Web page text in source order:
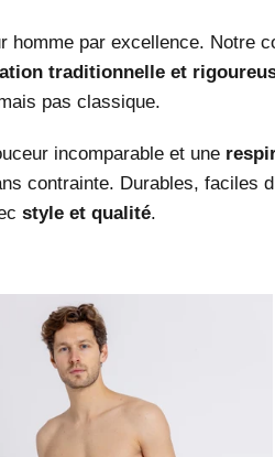
homme par excellence. Notre
traditionnelle et
pas classique.
incomparable et une
contrainte. Durables, faciles
style et qualité.